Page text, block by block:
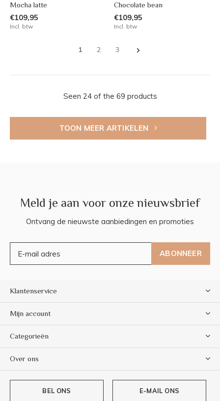
Mocha latte
€109,95
Incl. btw
Chocolate bean
€109,95
Incl. btw
1 2 3
Seen 24 of the 69 products
TOON MEER ARTIKELEN
Meld je aan voor onze nieuwsbrief
Ontvang de nieuwste aanbiedingen en promoties
ABONNEER
Klantenservice
Mijn account
Categorieën
Over ons
BEL ONS E-MAIL ONS